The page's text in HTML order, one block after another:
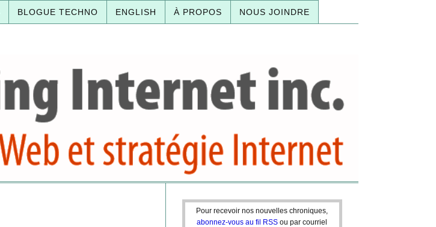
BLOGUE TECHNO ENGLISH À PROPOS NOUS JOINDRE
Pour recevoir nos nouvelles chroniques,
abonnez-vous au fil RSS ou par courriel